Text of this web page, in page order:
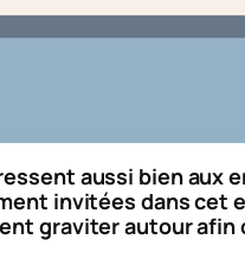
aussi bien aux
invitées dans cet
graviter autour